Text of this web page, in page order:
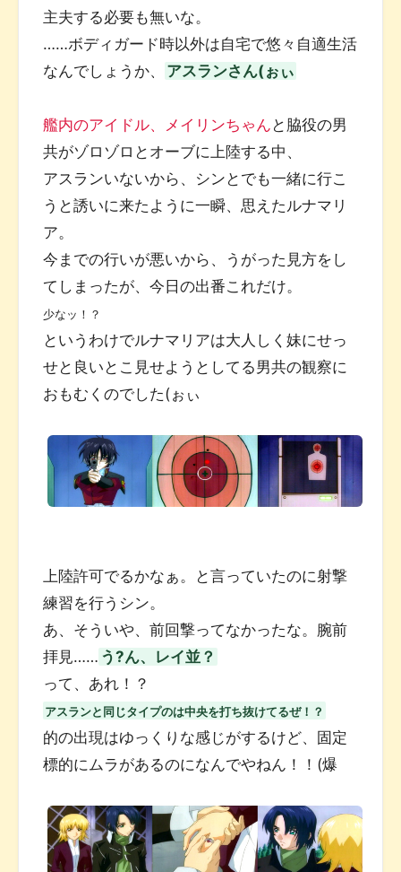
主夫する必要も無いな。
……ボディガード時以外は自宅で悠々自適生活
なんでしょうか、
アスランさん(ぉぃ
艦内のアイドル、メイリンちゃん と脇役の男
共がゾロゾロとオーブに上陸する中、
アスランいないから、シンとでも一緒に行こ
うと誘いに来たように一瞬、思えたルナマリ
ア。
今までの行いが悪いから、うがった見方をし
てしまったが、今日の出番これだけ。
少なッ！？
というわけでルナマリアは大人しく妹にせっ
せと良いとこ見せようとしてる男共の観察に
おもむくのでした(ぉぃ
上陸許可でるかなぁ。と言っていたのに射撃
練習を行うシン。
あ、そういや、前回撃ってなかったな。腕前
拝見…… う?ん、レイ並？
って、あれ！？
アスランと同じタイプのは中央を打ち抜けてるぜ！？
的の出現はゆっくりな感じがするけど、固定
標的にムラがあるのになんでやねん！！(爆